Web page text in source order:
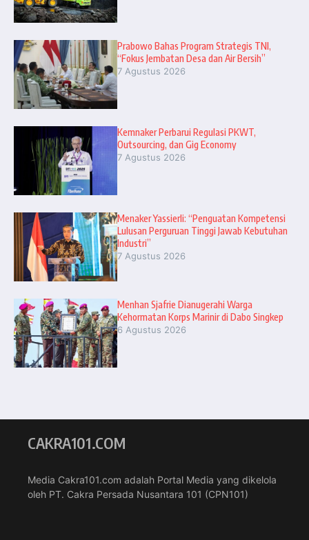
Prabowo Bahas Program Strategis TNI,
“Fokus Jembatan Desa dan Air Bersih”
7 Agustus 2026
Kemnaker Perbarui Regulasi PKWT,
Outsourcing, dan Gig Economy
7 Agustus 2026
Menaker Yassierli: “Penguatan Kompetensi
Lulusan Perguruan Tinggi Jawab Kebutuhan
Industri”
7 Agustus 2026
Menhan Sjafrie Dianugerahi Warga
Kehormatan Korps Marinir di Dabo Singkep
6 Agustus 2026
CAKRA101.COM
Media Cakra101.com adalah Portal Media yang dikelola
oleh PT. Cakra Persada Nusantara 101 (CPN101)